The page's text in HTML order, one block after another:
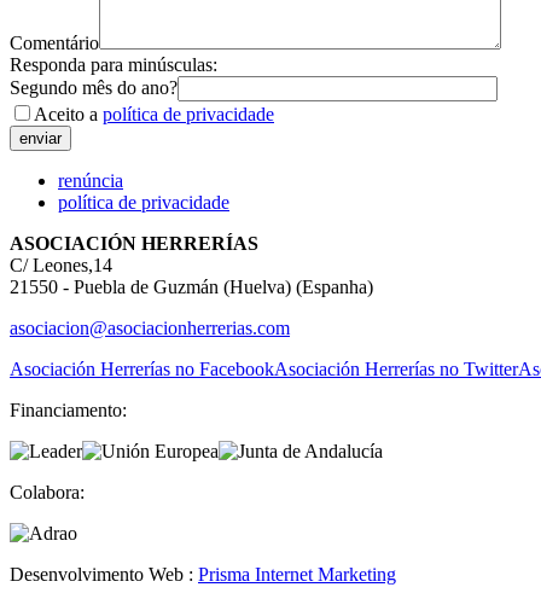
Comentário
Responda para minúsculas:
Segundo mês do ano?
Aceito a política de privacidade
renúncia
política de privacidade
ASOCIACIÓN HERRERÍAS
C/ Leones,14
21550 - Puebla de Guzmán (Huelva) (Espanha)
asociacion@asociacionherrerias.com
Asociación Herrerías no FacebookAsociación Herrerías no Twitter
Financiamento:
Colabora:
Desenvolvimento Web : Prisma Internet Marketing